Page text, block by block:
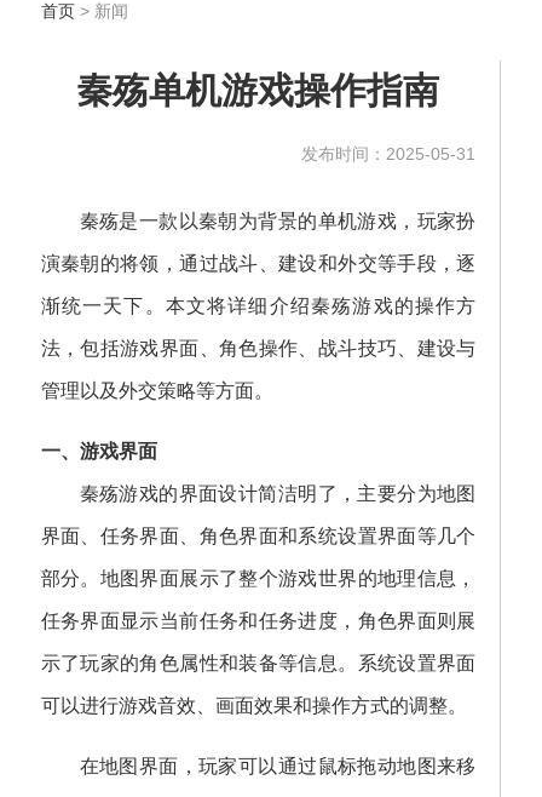
首页> 新闻
秦殇单机游戏操作指南
发布时间：2025-05-31
秦殇是一款以秦朝为背景的单机游戏，玩家扮
演秦朝的将领，通过战斗、建设和外交等手段，逐
渐统一天下。本文将详细介绍秦殇游戏的操作方
法，包括游戏界面、角色操作、战斗技巧、建设与
管理以及外交策略等方面。
一、游戏界面
秦殇游戏的界面设计简洁明了，主要分为地图
界面、任务界面、角色界面和系统设置界面等几个
部分。地图界面展示了整个游戏世界的地理信息，
任务界面显示当前任务和任务进度，角色界面则展
示了玩家的角色属性和装备等信息。系统设置界面
可以进行游戏音效、画面效果和操作方式的调整。
在地图界面，玩家可以通过鼠标拖动地图来移